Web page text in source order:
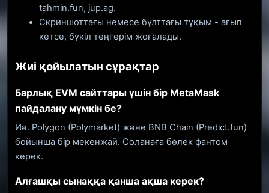
tahmin.fun, jup.ag.
Скриншоттағы немесе бұлттағы тұқым - ағып
кетсе, бүкіл теңгерім жоғалады.
Жиі қойылатын сұрақтар
Барлық EVM сайттары үшін бір MetaMask
пайдалану мүмкін бе?
Иә. Polygon (Polymarket) және BNB Chain (Predict.fun)
бойынша бір мекенжай. Соланаға бөлек фантом
керек.
Алғашқы сынаққа қанша ақша керек?